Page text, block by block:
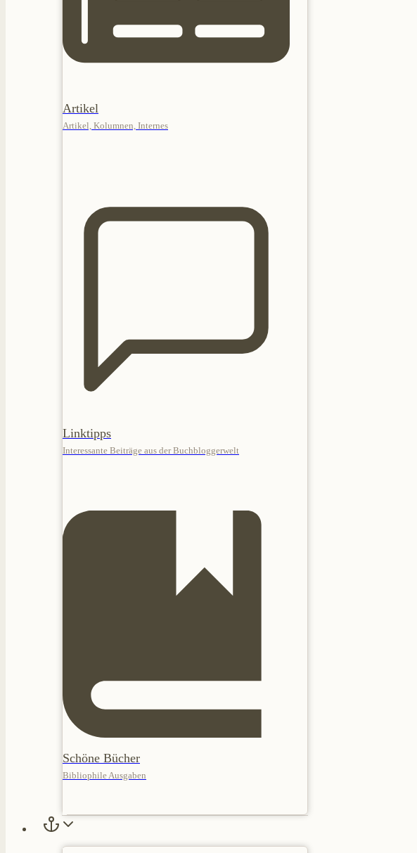
Artikel
Artikel, Kolumnen, Internes
Linktipps
Interessante Beiträge aus der Buchbloggerwelt
Schöne Bücher
Bibliophile Ausgaben